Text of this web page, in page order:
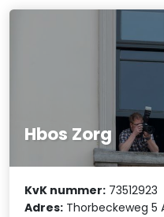
Hbos Zorg
KvK nummer: 73512923
Adres: Thorbeckeweg 5